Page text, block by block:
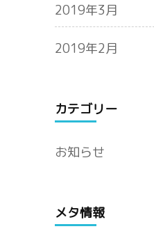
2019年3月
2019年2月
カテゴリー
お知らせ
メタ情報